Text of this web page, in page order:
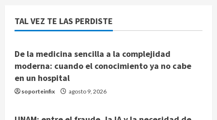
TAL VEZ TE LAS PERDISTE
De la medicina sencilla a la complejidad
moderna: cuando el conocimiento ya no cabe
en un hospital
soporteinfix agosto 9, 2026